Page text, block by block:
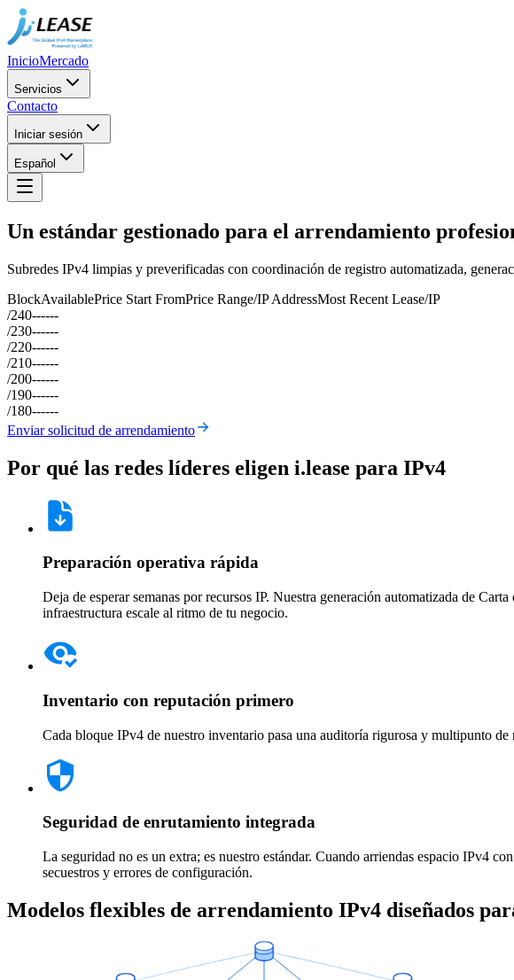
InicioMercado
Servicios
Contacto
Iniciar sesión
Español
Un estándar gestionado para el arrendamiento
Subredes IPv4 limpias y preverificadas con coordinación de registro automatizada,
BlockAvailablePrice Start FromPrice Range/IP AddressMost Recent Lease/IP
/240------
/230------
/220------
/210------
/200------
/190------
/180------
Enviar solicitud de arrendamiento
Por qué las redes líderes eligen i.lease para IPv4
Preparación operativa rápida
Deja de esperar semanas por recursos IP. Nuestra generación automatizada de
infraestructura escale al ritmo de tu negocio.
Inventario con reputación primero
Cada bloque IPv4 de nuestro inventario pasa una auditoría rigurosa y multipunto
Seguridad de enrutamiento integrada
La seguridad no es un extra; es nuestro estándar. Cuando arriendas espacio IPv4
secuestros y errores de configuración.
Modelos flexibles de arrendamiento IPv4 diseñados